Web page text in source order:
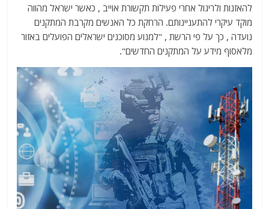
להאזנות ולריגול אחרי פעילות תקשורת אוייב , כאשר ישראל מהווה
מוקד עיקרי להתעניינותם. הרחקת כל האנשים מקרבת המתקנים
נועדה , כך על פי הרשת , "למנוע מסוכנים ישראלים הפועלים באזור
מלאסוף מידע על המתקנים החדשים".